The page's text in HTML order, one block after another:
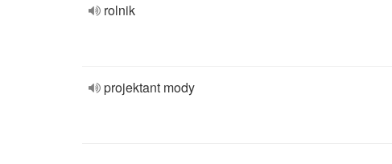
rolnik
projektant mody